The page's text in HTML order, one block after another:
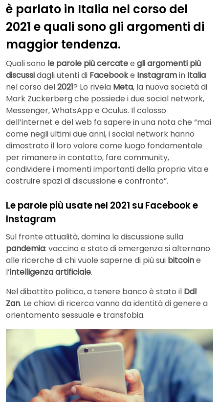
è parlato in Italia nel corso del
2021 e quali sono gli argomenti di
maggior tendenza.
Quali sono le parole più cercatee gli argomenti più
discussidagli utenti di Facebooke Instagramin Italia
nel corso del2021? Lo rivela Meta, la nuova società di
Mark Zuckerberg che possiede i due social network,
Messenger, WhatsApp e Oculus. Il colosso
dell’internet e del web fa sapere in una nota che “mai
come negli ultimi due anni, i social network hanno
dimostrato il loro valore come luogo fondamentale
per rimanere in contatto, fare community,
condividere i momenti importanti della propria vita e
costruire spazi di discussione e confronto”.
Le parole più usate nel 2021 su Facebook e
Instagram
Sul fronte attualità, domina la discussione sulla
pandemia: vaccino e stato di emergenza si alternano
alle ricerche di chi vuole saperne di più sui bitcoine
l’intelligenza artificiale.
Nel dibattito politico, a tenere banco è stato il Ddl
Zan. Le chiavi di ricerca vanno da identità di genere a
orientamento sessuale e transfobia.